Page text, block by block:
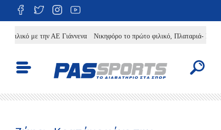
με την ΑΕ Γιάννενα Νικηφόρο το πρώτο φιλικό, Πλαταριά- Κατσικά